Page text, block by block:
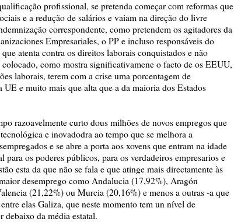
profissional, se pretenda começar com reformas que
e a redução de salários e vaiam na direção do livre
correspondente, como pretendem os agitadores da
Empresariales, o PP e incluso responsáveis do
atenta contra os direitos laborais conquistados e não
como mostra significativamene o facto de os EEUU,
laborais, terem com a crise uma porcentagem de
UE e muito mais que alta que a da maioria dos Estados
razoavelmente curto dous milhões de novos empregos que
e inovadodra ao tempo que se melhora a
e se abre a porta aos xovens que entram na idade
para os poderes públicos, para os verdadeiros empresarios e
esta da que não se fala e que atinge mais directamente às
desemprego como Andalucia (17,92%), Aragón
(21,22%) ou Murcia (20,16%) e menos a outras -a que
elas Galiza, que neste momento tem un nível de
debaixo da média estatal.